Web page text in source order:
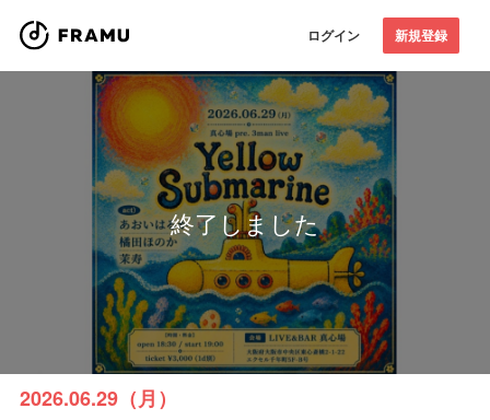
ログイン 新規登録
終了しました
2026.06.29（月）